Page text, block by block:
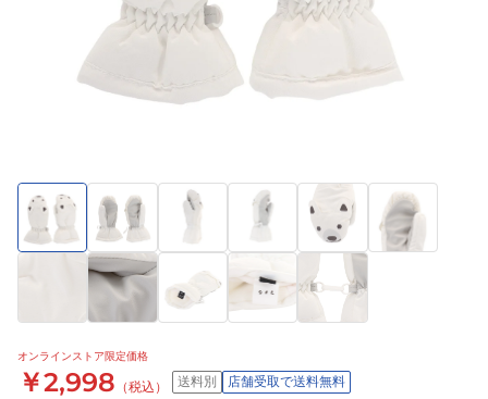
オンラインストア限定価格
￥2,998 （税込） 送料別 店舗受取で送料無料